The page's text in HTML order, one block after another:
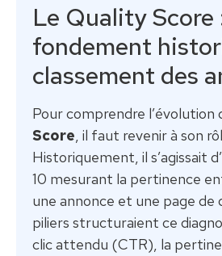
Le Quality Score
fondement
classement des
Pour comprendre l’évolution
Score, il faut revenir à son
Historiquement, il s’agissait
10 mesurant la pertinence
une annonce et une page de
piliers structuraient ce
clic attendu (CTR), la